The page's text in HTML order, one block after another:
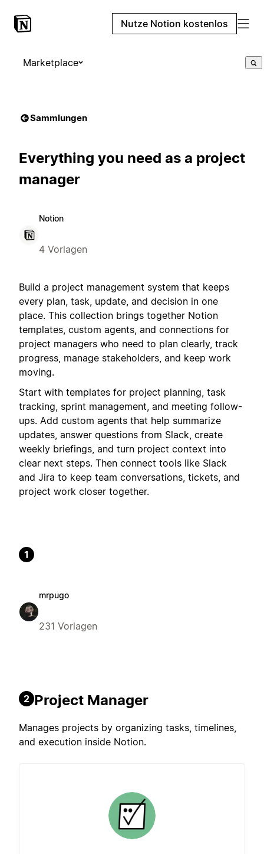
Nutze Notion kostenlos
Marketplace
Sammlungen
Everything you need as a project
manager
Notion
4 Vorlagen
Build a project management system that keeps
every plan, task, update, and decision in one
place. This collection brings together Notion
templates, custom agents, and connections for
project managers who need to plan clearly, track
progress, manage stakeholders, and keep work
moving.
Start with templates for project planning, task
tracking, sprint management, and meeting follow-
ups. Add custom agents that help summarize
updates, answer questions from Slack, create
weekly briefings, and turn project context into
clear next steps. Then connect tools like Slack
and Jira to keep team conversations, tickets, and
project work closer together.
1
mrpugo
231 Vorlagen
2 Project Manager
Manages projects by organizing tasks, timelines,
and execution inside Notion.